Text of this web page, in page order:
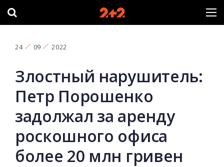
24 09 2022
Злостный нарушитель:
Петр Порошенко
задолжал за аренду
роскошного офиса
более 20 млн гривен